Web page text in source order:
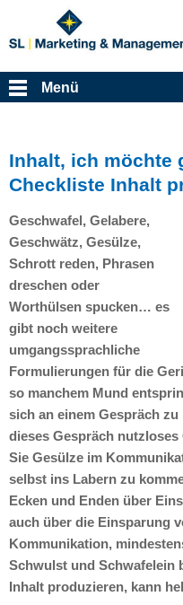
Menü
Inhalt, ich möchte
Checkliste Inhalt
Geschwafel, Gelabere,
Geschwätz, Gesülze,
Schrott reden, Phrasen
dreschen oder
Worthülsen spucken… es
gibt noch weitere
umgangssprachliche
Formulierungen für die
so manchem Mund
sich an einem Gespräch
dieses Gespräch
Sie Gesülze im
selbst ins Labern zu
Ecken und Enden über
auch über die Einsparung
Kommunikation,
Schwulst und Schwafelein
Inhalt produzieren, kann